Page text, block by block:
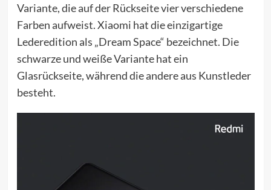
Variante, die auf der Rückseite vier verschiedene
Farben aufweist. Xiaomi hat die einzigartige
Lederedition als „Dream Space“ bezeichnet. Die
schwarze und weiße Variante hat ein
Glasrückseite, während die andere aus Kunstleder
besteht.